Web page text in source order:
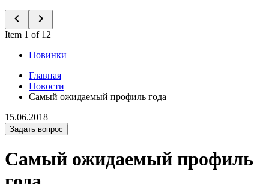
Item 1 of 12
Новинки
Главная
Новости
Самый ожидаемый профиль года
15.06.2018
Задать вопрос
Самый ожидаемый профиль